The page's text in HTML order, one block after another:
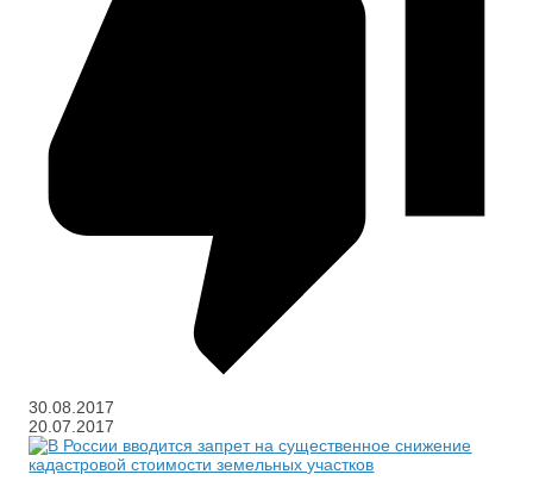
30.08.2017
20.07.2017